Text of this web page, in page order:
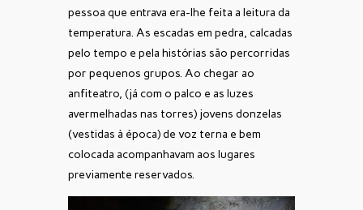
pessoa que entrava era-lhe feita a leitura da
temperatura. As escadas em pedra, calcadas
pelo tempo e pela histórias são percorridas
por pequenos grupos. Ao chegar ao
anfiteatro, (já com o palco e as luzes
avermelhadas nas torres) jovens donzelas
(vestidas à época) de voz terna e bem
colocada acompanhavam aos lugares
previamente reservados.